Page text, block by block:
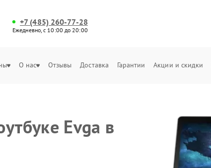
+7 (485) 260-77-28
Ежедневно, с 10:00 до 20:00
О нас Отзывы Доставка Гарантии Акции и скидки
Evga в